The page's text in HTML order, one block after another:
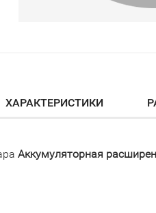
ХАРАКТЕРИСТИКИ
Аккумуляторная